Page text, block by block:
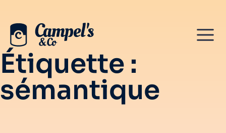
Étiquette :
sémantique